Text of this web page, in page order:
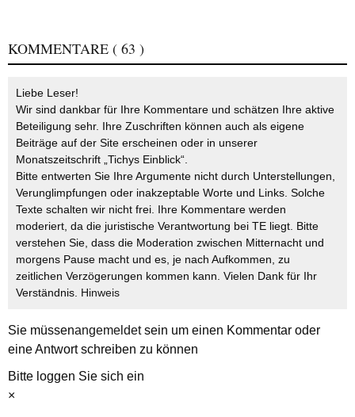
KOMMENTARE ( 63 )
Liebe Leser!
Wir sind dankbar für Ihre Kommentare und schätzen Ihre aktive
Beteiligung sehr. Ihre Zuschriften können auch als eigene
Beiträge auf der Site erscheinen oder in unserer
Monatszeitschrift „Tichys Einblick“.
Bitte entwerten Sie Ihre Argumente nicht durch Unterstellungen,
Verunglimpfungen oder inakzeptable Worte und Links. Solche
Texte schalten wir nicht frei. Ihre Kommentare werden
moderiert, da die juristische Verantwortung bei TE liegt. Bitte
verstehen Sie, dass die Moderation zwischen Mitternacht und
morgens Pause macht und es, je nach Aufkommen, zu
zeitlichen Verzögerungen kommen kann. Vielen Dank für Ihr
Verständnis. Hinweis
Sie müssenangemeldetsein um einen Kommentar oder
eine Antwort schreiben zu können
Bitte loggen Sie sich ein
×